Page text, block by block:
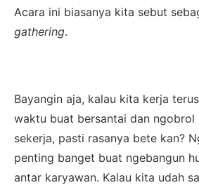
Acara ini biasanya kita sebut
gathering.
Bayangin aja, kalau kita kerja
waktu buat bersantai dan ngobrol
sekerja, pasti rasanya bete kan?
penting banget buat ngebangun
antar karyawan. Kalau kita udah